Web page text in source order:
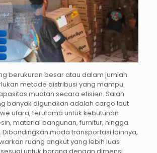
berukuran besar atau dalam jumlah
metode distribusi yang mampu
muatan secara efisien. Salah
banyak digunakan adalah cargo laut
utara, terutama untuk kebutuhan
material bangunan, furnitur, hingga
moda transportasi lainnya,
ruang angkut yang lebih luas